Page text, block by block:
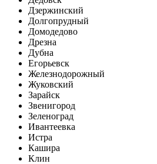
Дзержинский
Долгопрудный
Домодедово
Дрезна
Дубна
Егорьевск
Железнодорожный
Жуковский
Зарайск
Звенигород
Зеленоград
Ивантеевка
Истра
Кашира
Клин